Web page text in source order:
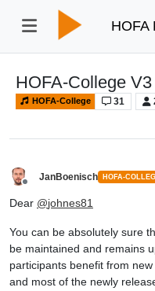
HOFA
HOFA-College V3
HOFA-College 31
JanBoenisch HOFA-
Dear @johnes81
You can be absolutely sure
be maintained and remains
participants benefit from new
and most of the newly